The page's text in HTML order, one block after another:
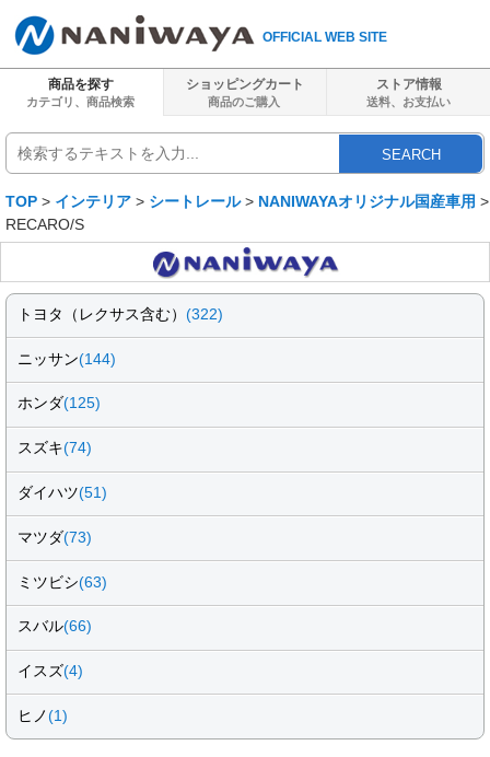
OFFICIAL WEB SITE
商品を探す
カテゴリ、商品検索
ショッピングカート
商品のご購入
ストア情報
送料、 お支払い
SEARCH
TOP > インテリア > シートレール> NANIWAYAオリジナル国産車用 >
RECARO/S
トヨタ（レクサス含む） (322)
ニッサン(144)
ホンダ(125)
スズキ(74)
ダイハツ(51)
マツダ(73)
ミツビシ(63)
スバル(66)
イスズ(4)
ヒノ(1)